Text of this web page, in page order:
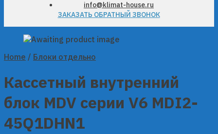
info@klimat-house.ru
ЗАКАЗАТЬ ОБРАТНЫЙ ЗВОНОК
Home / Блоки отдельно
Кассетный внутренний
блок MDV серии V6 MDI2-
45Q1DHN1